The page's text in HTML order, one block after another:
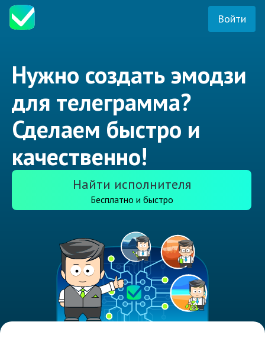
Войти
Нужно создать эмодзи
для телеграмма?
Сделаем быстро и
качественно!
Найти исполнителя
Бесплатно и быстро